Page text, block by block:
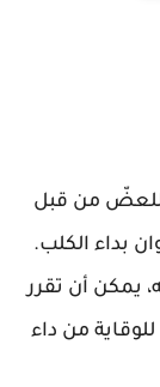
للعضّ من قبل
بداء الكلب.
يمكن أن تقرر
من داء